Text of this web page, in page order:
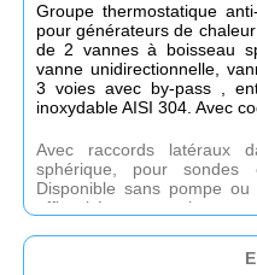
Groupe thermostatique
pour générateurs de
de 2 vannes à boisseau
vanne unidirectionnelle,
3 voies avec by-pass ,
inoxydable AISI 304. Avec
Avec raccords latéraux
sphérique, pour sondes
Disponible sans pompe
efficacité avec une hauteur